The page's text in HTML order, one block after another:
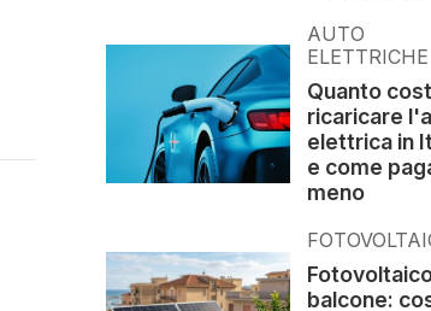
AUTO
ELETTRICHE
Quanto
ricaricare
elettrica in
e come
meno
balcone: